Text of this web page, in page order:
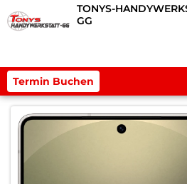
TONYS-
GG
Termin Buchen